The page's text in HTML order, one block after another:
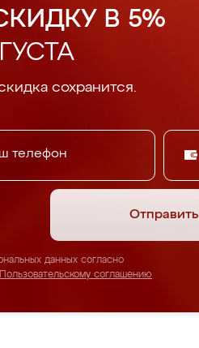
В 5%
сохранится.
Отправить
данных согласно
Пользовательскому соглашению